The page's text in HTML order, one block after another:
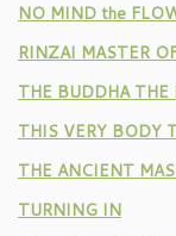
NO MIND the
RINZAI MASTER
THE BUDDHA THE
THIS VERY BODY
THE ANCIENT
TURNING IN